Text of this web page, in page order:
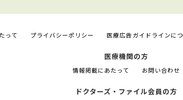
って プライバシーポリシー 医療広告ガイドラインに
医療機関の方
情報掲載にあたって お問い合わせ
ドクターズ・ファイル会員の方